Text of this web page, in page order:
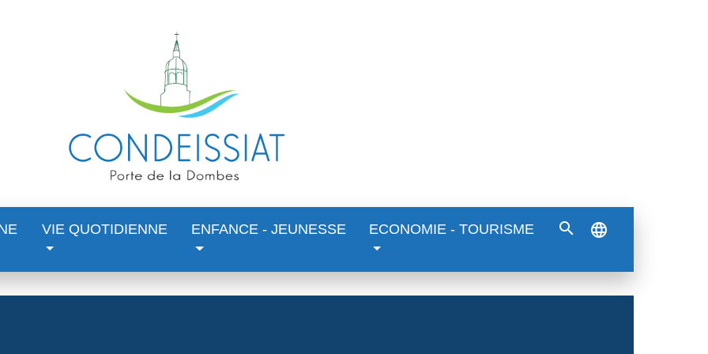
VIE QUOTIDIENNE ENFANCE - JEUNESSE ECONOMIE - TOURISME search language